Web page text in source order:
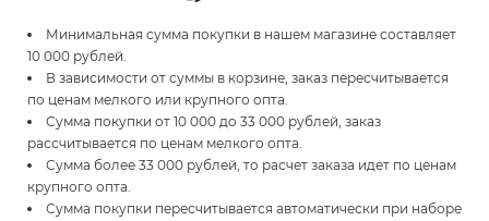
Минимальная сумма покупки в нашем магазине составляет
10 000 рублей.
В зависимости от суммы в корзине, заказ пересчитывается
по ценам мелкого или крупного опта.
Сумма покупки от 10 000 до 33 000 рублей, заказ
рассчитывается по ценам мелкого опта.
Сумма более 33 000 рублей, то расчет заказа идет по ценам
крупного опта.
Сумма покупки пересчитывается автоматически при наборе